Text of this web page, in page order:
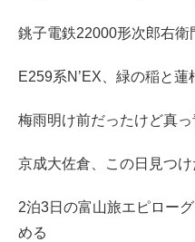
銚子電鉄22000形次郎右衛
E259系N’EX、緑の稲と蓮
梅雨明け前だったけど真
京成大佐倉、この日見つ
2泊3日の富山旅エピロー
める